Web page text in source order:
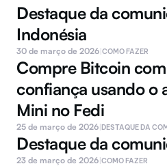
Destaque da
Indonésia
30 de março de 2026|COMO FAZER
Compre Bitcoin
confiança usando o
Mini no Fedi
25 de março de 2026|DESTAQUE DA
Destaque da
23 de março de 2026|COMO FAZER